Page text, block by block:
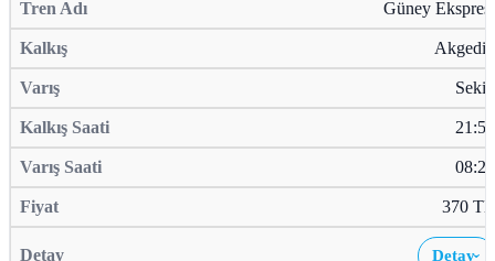
Güney Ekspresi
Akgedik
Sekili
21:55
08:26
370 TL
Detay›